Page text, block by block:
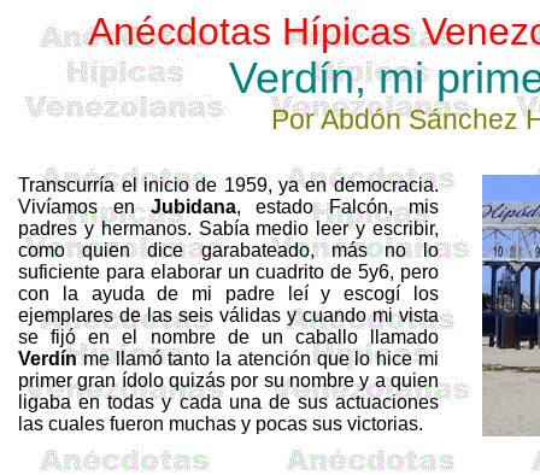
Anécdotas Hípicas
Verdín, mi
PorAbdón Sánchez
Transcurría el inicio de 1959, ya en democracia.
Vivíamos enJubidana, estado Falcón, mis
padres y hermanos. Sabía medio leer y escribir,
como quien dice garabateado, más no lo
suficiente para elaborar un cuadrito de 5y6, pero
con la ayuda de mi padre leí y escogí los
ejemplares de las seis válidas y cuando mi vista
se fijó en el nombre de un caballo llamado
Verdínme llamó tanto la atención que lo hice mi
primer gran ídolo quizás por su nombre y a quien
ligaba en todas y cada una de sus actuaciones
las cuales fueron muchas y pocas sus victorias.